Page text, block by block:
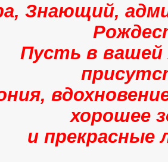
Знающий,
Пусть в вашей
хорошее
и прекрасные